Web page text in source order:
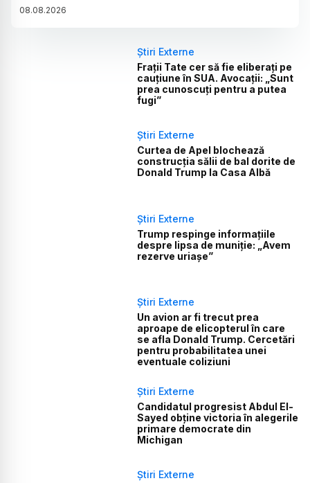
08.08.2026
Știri Externe
Frații Tate cer să fie eliberați pe
cauțiune în SUA. Avocații: „Sunt
prea cunoscuți pentru a putea
fugi”
Știri Externe
Curtea de Apel blochează
construcția sălii de bal dorite de
Donald Trump la Casa Albă
Știri Externe
Trump respinge informațiile
despre lipsa de muniție: „Avem
rezerve uriașe”
Știri Externe
Un avion ar fi trecut prea
aproape de elicopterul în care
se afla Donald Trump. Cercetări
pentru probabilitatea unei
eventuale coliziuni
Știri Externe
Candidatul progresist Abdul El-
Sayed obține victoria în alegerile
primare democrate din
Michigan
Știri Externe